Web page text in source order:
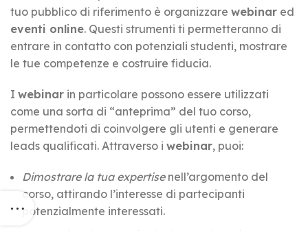
tuo pubblico di riferimento è organizzare webinar ed
eventi online. Questi strumenti ti permetteranno di
entrare in contatto con potenziali studenti, mostrare
le tue competenze e costruire fiducia.
I webinar in particolare possono essere utilizzati
come una sorta di “anteprima” del tuo corso,
permettendoti di coinvolgere gli utenti e generare
leads qualificati. Attraverso i webinar, puoi:
Dimostrare la tua expertisenell’argomento del
corso, attirando l’interesse di partecipanti
potenzialmente interessati.